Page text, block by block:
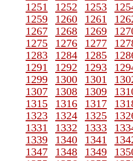
1251
1252 1253
1259
1260 1261
1267
1268 1269
1275
1276 1277
1283
1284 1285
1291
1292 1293
1299
1300 1301
1307
1308 1309
1315
1316 1317
1323
1324 1325
1331
1332 1333
1339
1340 1341
1347
1348 1349